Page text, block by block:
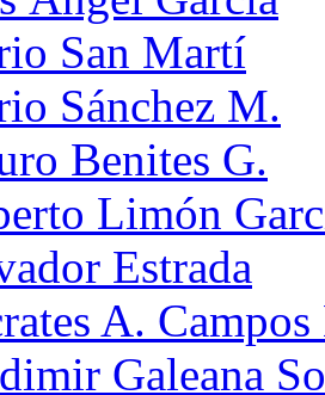
San Martí
Sánchez M.
Benites G.
Limón
Estrada
A.
Galeana